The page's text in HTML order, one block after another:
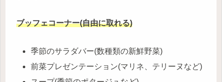
ブッフェコーナー(自由に取れる)
季節のサラダバー(数種類の新鮮野菜)
前菜プレゼンテーション(マリネ、テリーヌなど)